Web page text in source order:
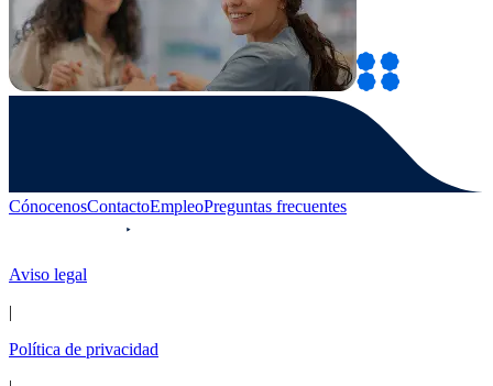
CónocenosContactoEmpleoPreguntas frecuentes
Aviso legal
|
Política de privacidad